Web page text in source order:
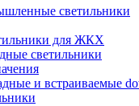
светильники
для ЖКХ
светильники
и встраиваемые